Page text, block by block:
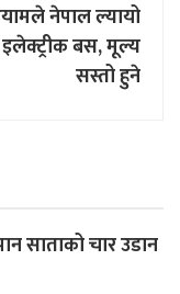
नेपाल ल्यायो
बस, मूल्य
सस्तो हुने
साताको चार उडान